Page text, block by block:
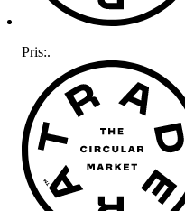
Pris:.